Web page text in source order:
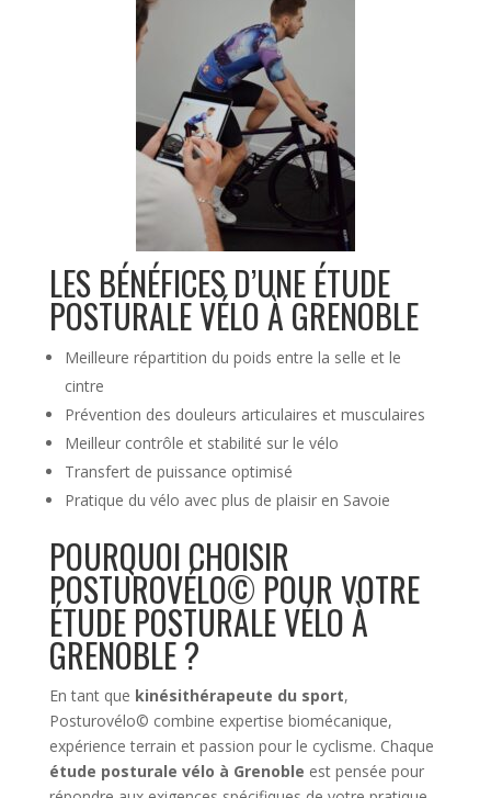
LES BÉNÉFICES D’UNE ÉTUDE
POSTURALE VÉLO À GRENOBLE
Meilleure répartition du poids entre la selle et le
cintre
Prévention des douleurs articulaires et musculaires
Meilleur contrôle et stabilité sur le vélo
Transfert de puissance optimisé
Pratique du vélo avec plus de plaisir en Savoie
POURQUOI CHOISIR
POSTUROVÉLO© POUR VOTRE
ÉTUDE POSTURALE VÉLO À
GRENOBLE ?
En tant que kinésithérapeute du sport,
Posturovélo© combine expertise biomécanique,
expérience terrain et passion pour le cyclisme. Chaque
étude posturale vélo à Grenoble est pensée pour